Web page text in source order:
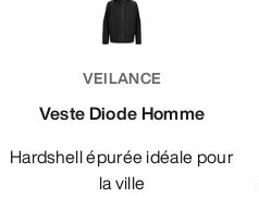
VEILANCE
Veste Diode Homme
Hardshell épurée idéale pour
la ville